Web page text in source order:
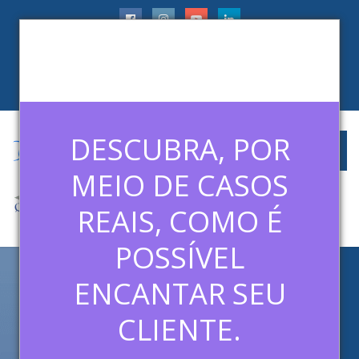
DESCUBRA, POR
MEIO DE CASOS
REAIS, COMO É
POSSÍVEL
ENCANTAR SEU
CLIENTE.
ERROS DE MARKETING
DIGITAL EM SITES E COMO